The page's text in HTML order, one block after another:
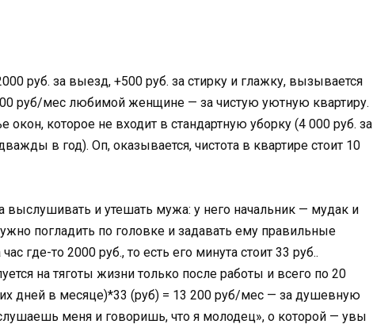
руб. за выезд, +500 руб. за стирку и глажку, вызывается
руб/мес любимой женщине — за чистую уютную квартиру.
которое не входит в стандартную уборку (4 000 руб. за
в год). Оп, оказывается, чистота в квартире стоит 10
и утешать мужа: у него начальник — мудак и
погладить по головке и задавать ему правильные
где-то 2000 руб., то есть его минута стоит 33 руб..
на тяготы жизни только после работы и всего по 20
дней в месяце)*33 (руб) = 13 200 руб/мес — за душевную
меня и говоришь, что я молодец», о которой — увы